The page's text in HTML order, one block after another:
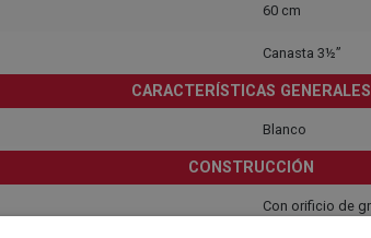
60 cm
Canasta 3½”
CARACTERÍSTICAS GENERALES
Blanco
CONSTRUCCIÓN
Con orificio de